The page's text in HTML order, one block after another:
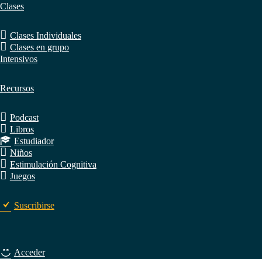
Clases
Clases Individuales
Clases en grupo
Intensivos
Recursos
Podcast
Libros
Estudiador
Niños
Estimulación Cognitiva
Juegos
Suscribirse
Acceder